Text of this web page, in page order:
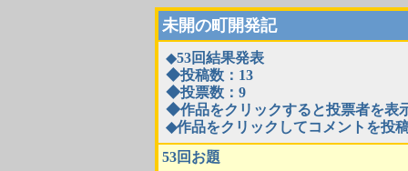
未開の町開発記
◆53回結果発表
◆投稿数：13
◆投票数：9
◆作品をクリックすると投票者を表
◆作品をクリックしてコメントを投
53回お題